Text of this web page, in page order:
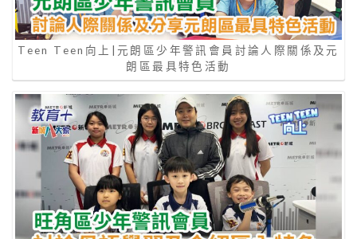
Teen Teen向上|元朗區少年警訊會員討論人際關係及元
朗區最具特色活動